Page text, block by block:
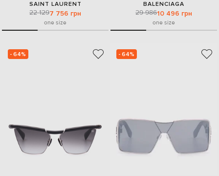
SAINT LAURENT
22 1297 756 грн
one size
BALENCIAGA
29 98610 496 грн
one size
- 64% - 64%